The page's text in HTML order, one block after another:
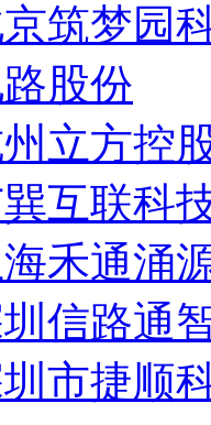
筑梦园
股份
立方控
互联科
海禾通涌
信路通
市捷顺